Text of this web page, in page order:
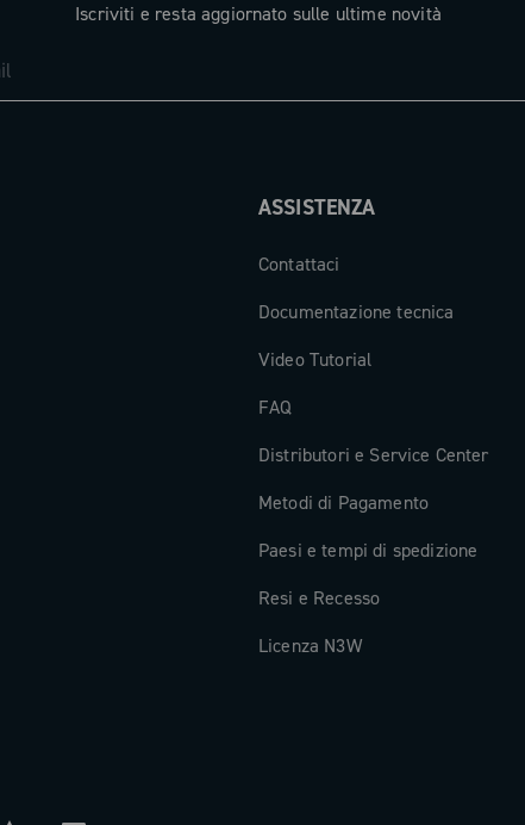
Iscriviti e resta aggiornato sulle ultime novità
ASSISTENZA
Contattaci
Documentazione tecnica
Video Tutorial
FAQ
Distributori e Service Center
Metodi di Pagamento
Paesi e tempi di spedizione
Resi e Recesso
Licenza N3W